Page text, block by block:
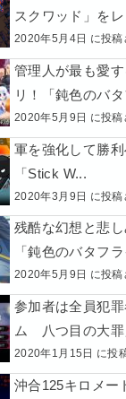
スクワッド」を
2020年5月4日 に投稿
管理人が最も愛
リ！「鈍色のバ
2020年5月9日 に投稿
軍を強化して勝
「Stick W...
2020年3月9日 に投稿
残酷な幻想と悲
「鈍色のバタフ
2020年5月9日 に投稿
参加者は全員犯
ム 八つ目の大罪
2020年1月15日 に投
沖合125キロメー